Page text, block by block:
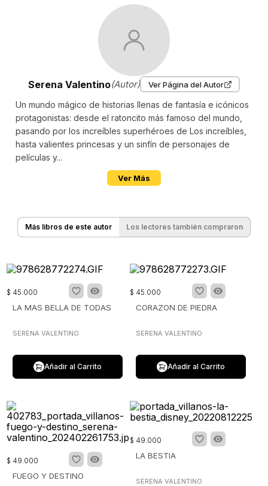
Serena Valentino(Autor) Ver Página del Autor
Un mundo mágico de historias llenas de fantasía e icónicos
protagonistas: desde el ratoncito más famoso del mundo,
pasando por los increíbles superhéroes de Los increíbles,
hasta valientes princesas y un sinfín de personajes de
películas y...
Ver Más
Más libros de este autor Los lectores también compraron
$ 45.000
LA MAS BELLA DE TODAS
SERENA VALENTINO
Añadir al Carrito
$ 45.000
CORAZON DE PIEDRA
SERENA VALENTINO
Añadir al Carrito
$ 49.000
FUEGO Y DESTINO
$ 49.000
LA BESTIA
SERENA VALENTINO